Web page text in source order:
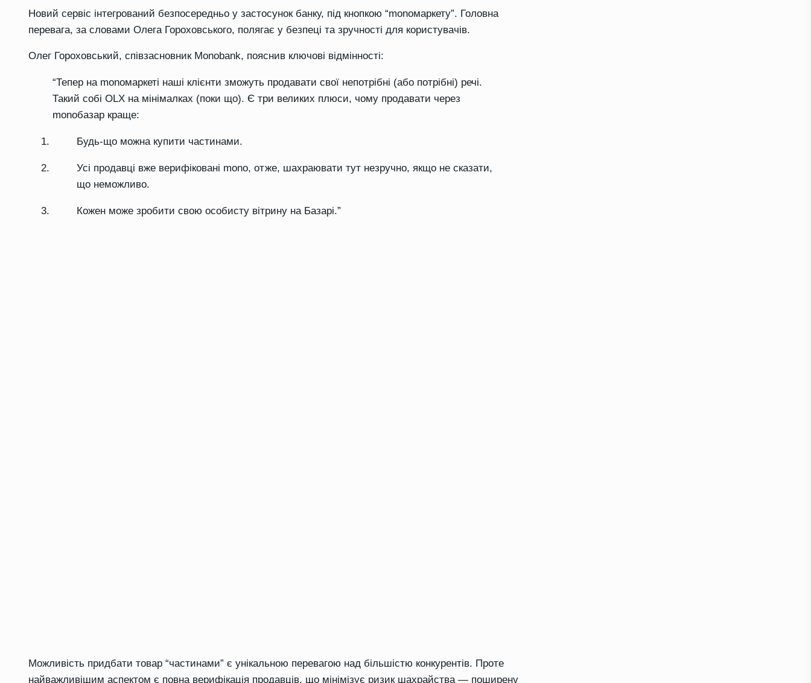
Новий сервіс інтегрований безпосередньо у застосунок банку, під кнопкою “monомаркету”. Головна
перевага, за словами Олега Гороховського, полягає у безпеці та зручності для користувачів.
Олег Гороховський, співзасновник Monobank, пояснив ключові відмінності:
“Тепер на monомаркеті наші клієнти зможуть продавати свої непотрібні (або потрібні) речі.
Такий собі OLX на мінімалках (поки що). Є три великих плюси, чому продавати через
monобазар краще:
Будь-що можна купити частинами.
Усі продавці вже верифіковані mono, отже, шахраювати тут незручно, якщо не сказати,
що неможливо.
Кожен може зробити свою особисту вітрину на Базарі.”
Можливість придбати товар “частинами” є унікальною перевагою над більшістю конкурентів. Проте
найважливішим аспектом є повна верифікація продавців, що мінімізує ризик шахрайства — поширену